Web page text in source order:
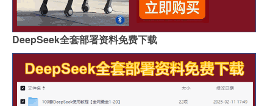
DeepSeek全套部署资料免费下载